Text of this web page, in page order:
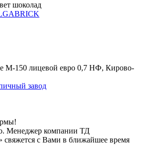
шоколад
М-150 лицевой евро 0,7 НФ, Кирово-
завод
Менеджер компании ТД
с Вами в ближайшее время